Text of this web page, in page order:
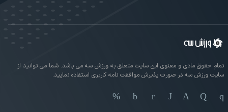
تمام حقوق مادی و معنوی این سایت متعلق به ورزش سه می باشد. شما می توانید از
سایت ورزش سه در صورت پذیرش موافقت نامه کاربری استفاده نمایید.